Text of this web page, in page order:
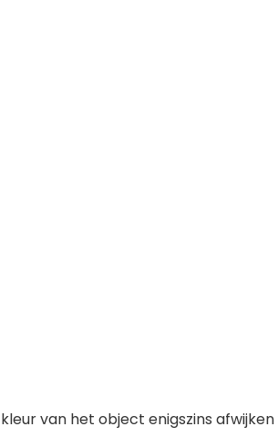
van het object enigszins